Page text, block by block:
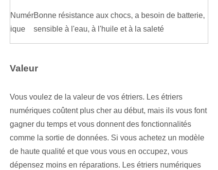
Numér
ique
Bonne résistance aux chocs, a besoin de batterie,
sensible à l'eau, à l'huile et à la saleté
Valeur
Vous voulez de la valeur de vos étriers. Les étriers
numériques coûtent plus cher au début, mais ils vous font
gagner du temps et vous donnent des fonctionnalités
comme la sortie de données. Si vous achetez un modèle
de haute qualité et que vous vous en occupez, vous
dépensez moins en réparations. Les étriers numériques